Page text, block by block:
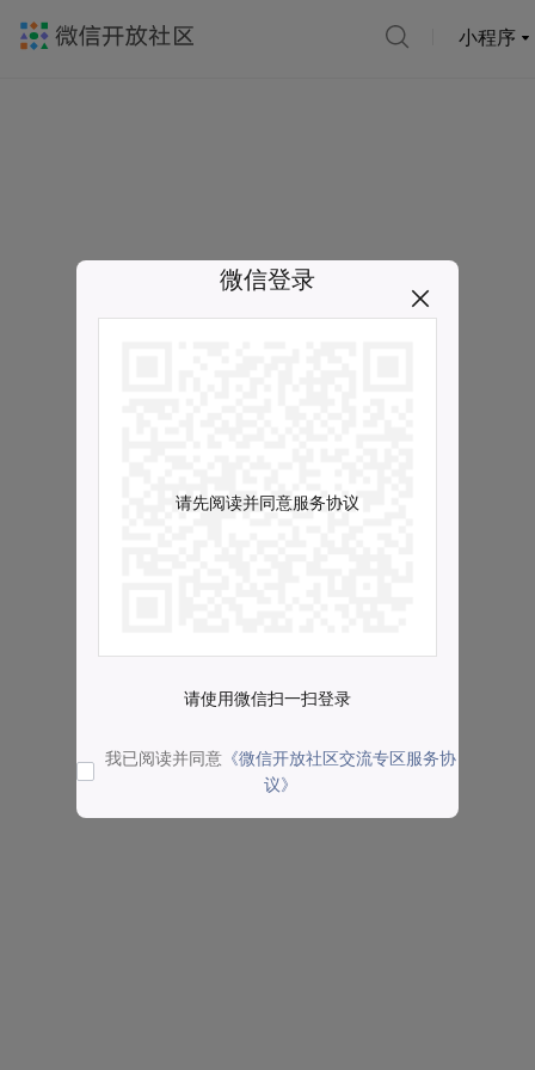
小程序
微信登录
请先阅读并同意服务协议
请使用微信扫一扫登录
我已阅读并同意 《微信开放社区交流专区服务协
议》